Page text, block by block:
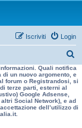
Login
Iscriviti
e
r
a
Quali notifica
un nuovo argomento, e
forum o Registrandosi, si
terze parti, esterni al
Google Adsense,
altri Social Network), e ad
dell’utilizzo di